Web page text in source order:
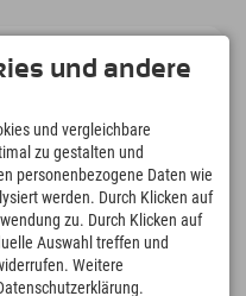
4.634km
Pisten zum Skifahren und
Snowboarden
und andere
und vergleichbare
zu gestalten und
personenbezogene Daten wie
werden. Durch Klicken auf
zu. Durch Klicken auf
Auswahl treffen und
Weitere